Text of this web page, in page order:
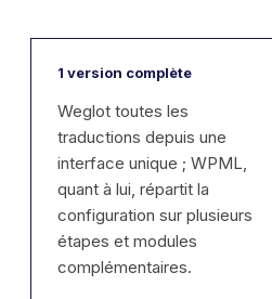
1 version complète
Weglot toutes les
traductions depuis une
interface unique ; WPML,
quant à lui, répartit la
configuration sur plusieurs
étapes et modules
complémentaires.